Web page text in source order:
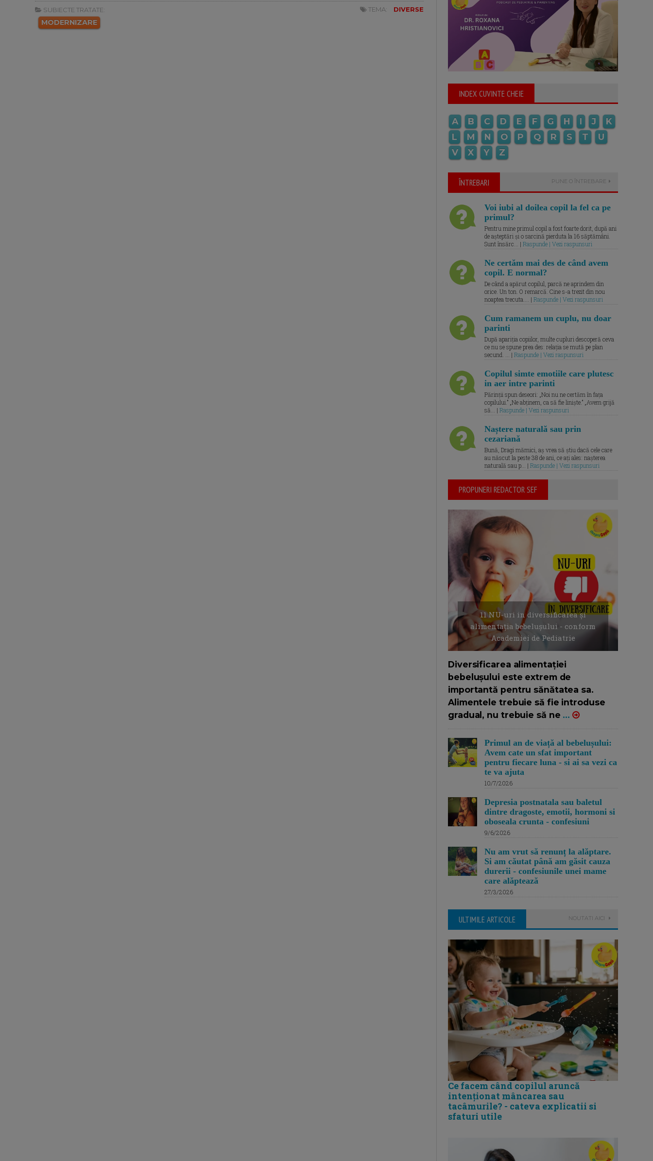
SUBIECTE TRATATE:
MODERNIZARE
TEMA: DIVERSE
INDEX CUVINTE CHEIE
A B C D E F G H I J
K
L
M N O P Q R S T
U
V
X Y Z
ÎNTREBARI PUNE O ÎNTREBARE
Voi iubi al doilea copil la fel ca pe
primul?
Pentru mine primul copil a fost foarte dorit, după ani
de așteptări și o sarcină pierduta la 16 săptămâni.
Sunt însărc... | Raspunde | Vezi raspunsuri
Ne certăm mai des de când avem
copil. E normal?
De când a apărut copilul, parcă ne aprindem din
orice. Un ton. O remarcă. Cine s-a trezit din nou
noaptea trecuta.... | Raspunde | Vezi raspunsuri
Cum ramanem un cuplu, nu doar
parinti
După apariția copiilor, multe cupluri descoperă ceva
ce nu se spune prea des: relația se mută pe plan
secund. ... | Raspunde | Vezi raspunsuri
Copilul simte emotiile care plutesc
in aer intre parinti
Părinții spun deseori: „Noi nu ne certăm în fața
copilului.” „Ne abținem, ca să fie liniște.” „Avem grijă
să... | Raspunde | Vezi raspunsuri
Naștere naturală sau prin
cezariană
Bună, Dragi mămici, aș vrea să știu dacă cele care
au născut la peste 38 de ani, ce ați ales: nașterea
naturală sau p... | Raspunde | Vezi raspunsuri
PROPUNERI REDACTOR SEF
11 NU-uri in diversificarea și
alimentația bebelușului - conform
Academiei de Pediatrie
Diversificarea alimentației
bebelușului este extrem de
importantă pentru sănătatea sa.
Alimentele trebuie să fie introduse
gradual, nu trebuie să ne ...
Primul an de viață al bebelușului:
Avem cate un sfat important
pentru fiecare luna - si ai sa vezi ca
te va ajuta
10/7/2026
Depresia postnatala sau baletul
dintre dragoste, emotii, hormoni si
oboseala crunta - confesiuni
9/6/2026
Nu am vrut să renunț la alăptare.
Si am căutat până am găsit cauza
durerii - confesiunile unei mame
care alăptează
27/3/2026
ULTIMILE ARTICOLE NOUTATI AICI
Ce facem când copilul aruncă
intenționat mâncarea sau
tacâmurile? - cateva explicatii si
sfaturi utile